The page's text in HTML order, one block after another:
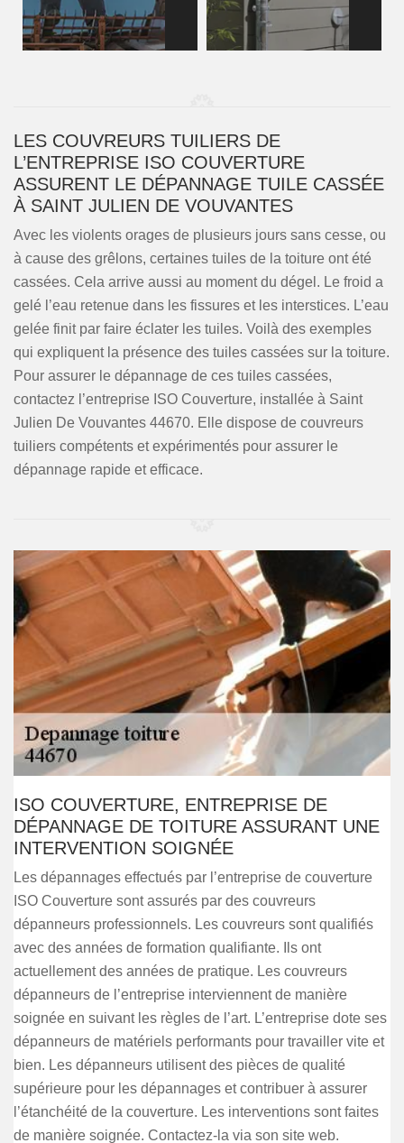
LES COUVREURS TUILIERS DE
L’ENTREPRISE ISO COUVERTURE
ASSURENT LE DÉPANNAGE TUILE CASSÉE
À SAINT JULIEN DE VOUVANTES
Avec les violents orages de plusieurs jours sans cesse, ou
à cause des grêlons, certaines tuiles de la toiture ont été
cassées. Cela arrive aussi au moment du dégel. Le froid a
gelé l’eau retenue dans les fissures et les interstices. L’eau
gelée finit par faire éclater les tuiles. Voilà des exemples
qui expliquent la présence des tuiles cassées sur la toiture.
Pour assurer le dépannage de ces tuiles cassées,
contactez l’entreprise ISO Couverture, installée à Saint
Julien De Vouvantes 44670. Elle dispose de couvreurs
tuiliers compétents et expérimentés pour assurer le
dépannage rapide et efficace.
ISO COUVERTURE, ENTREPRISE DE
DÉPANNAGE DE TOITURE ASSURANT UNE
INTERVENTION SOIGNÉE
Les dépannages effectués par l’entreprise de couverture
ISO Couverture sont assurés par des couvreurs
dépanneurs professionnels. Les couvreurs sont qualifiés
avec des années de formation qualifiante. Ils ont
actuellement des années de pratique. Les couvreurs
dépanneurs de l’entreprise interviennent de manière
soignée en suivant les règles de l’art. L’entreprise dote ses
dépanneurs de matériels performants pour travailler vite et
bien. Les dépanneurs utilisent des pièces de qualité
supérieure pour les dépannages et contribuer à assurer
l’étanchéité de la couverture. Les interventions sont faites
de manière soignée. Contactez-la via son site web.